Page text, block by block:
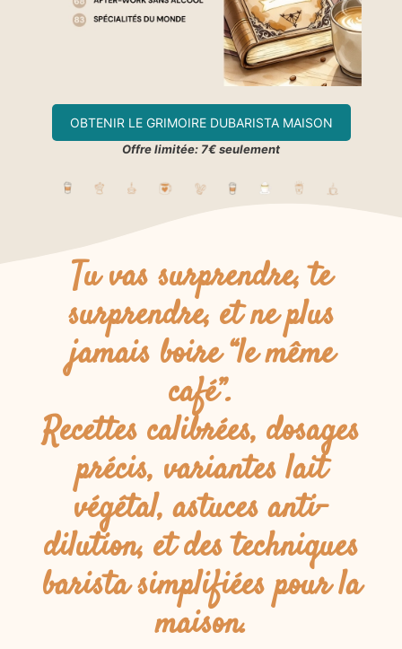
OBTENIR LE GRIMOIRE DUBARISTA MAISON
Offre limitée: 7€ seulement
Tu vas surprendre, te
surprendre, et ne plus
jamais boire “le même
café”.
Recettes calibrées, dosages
précis, variantes lait
végétal, astuces anti-
dilution, et des techniques
barista simplifiées pour la
maison.